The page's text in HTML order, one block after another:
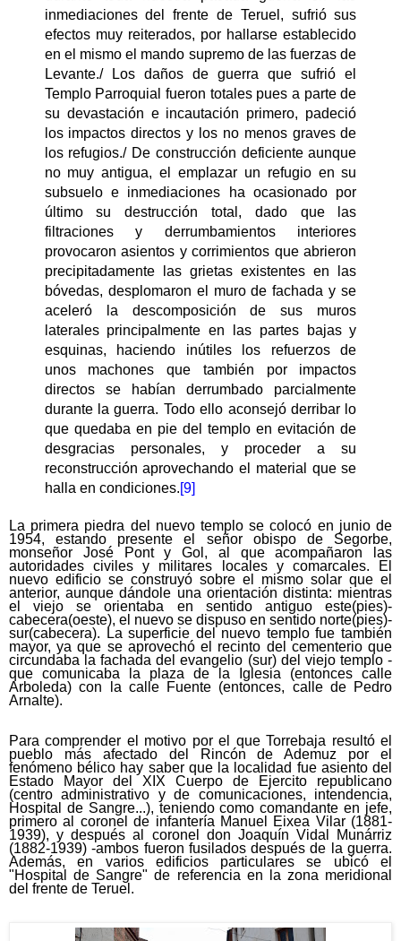
inmediaciones del frente de Teruel, sufrió sus
efectos muy reiterados, por hallarse establecido
en el mismo el mando supremo de las fuerzas de
Levante./ Los daños de guerra que sufrió el
Templo Parroquial fueron totales pues a parte de
su devastación e incautación primero, padeció
los impactos directos y los no menos graves de
los refugios./ De construcción deficiente aunque
no muy antigua, el emplazar un refugio en su
subsuelo e inmediaciones ha ocasionado por
último su destrucción total, dado que las
filtraciones y derrumbamientos interiores
provocaron asientos y corrimientos que abrieron
precipitadamente las grietas existentes en las
bóvedas, desplomaron el muro de fachada y se
aceleró la descomposición de sus muros
laterales principalmente en las partes bajas y
esquinas, haciendo inútiles los refuerzos de
unos machones que también por impactos
directos se habían derrumbado parcialmente
durante la guerra. Todo ello aconsejó derribar lo
que quedaba en pie del templo en evitación de
desgracias personales, y proceder a su
reconstrucción aprovechando el material que se
halla en condiciones.[9]
La primera piedra del nuevo templo se colocó en junio de
1954, estando presente el señor obispo de Segorbe,
monseñor José Pont y Gol, al que acompañaron las
autoridades civiles y militares locales y comarcales. El
nuevo edificio se construyó sobre el mismo solar que el
anterior, aunque dándole una orientación distinta: mientras
el viejo se orientaba en sentido antiguo este(pies)-
cabecera(oeste), el nuevo se dispuso en sentido norte(pies)-
sur(cabecera). La superficie del nuevo templo fue también
mayor, ya que se aprovechó el recinto del cementerio que
circundaba la fachada del evangelio (sur) del viejo templo -
que comunicaba la plaza de la Iglesia (entonces calle
Arboleda) con la calle Fuente (entonces, calle de Pedro
Arnalte).
Para comprender el motivo por el que Torrebaja resultó el
pueblo más afectado del Rincón de Ademuz por el
fenómeno bélico hay saber que la localidad fue asiento del
Estado Mayor del XIX Cuerpo de Ejercito republicano
(centro administrativo y de comunicaciones, intendencia,
Hospital de Sangre...), teniendo como comandante en jefe,
primero al coronel de infantería Manuel Eixea Vilar (1881-
1939), y después al coronel don Joaquín Vidal Munárriz
(1882-1939) -ambos fueron fusilados después de la guerra.
Además, en varios edificios particulares se ubicó el
"Hospital de Sangre" de referencia en la zona meridional
del frente de Teruel.